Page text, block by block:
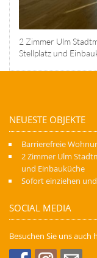
2 Zimmer Ulm
Stellplatz und
NEUESTE OBJEKTE
Barrierefreie
2 Zimmer Ulm
und Einbauküche
Sofort einziehen
SOCIAL MEDIA
Besuchen Sie uns auch